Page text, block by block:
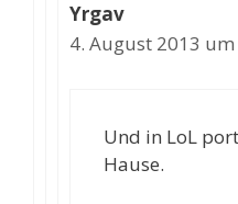
Yrgav
4. August 2013
Und in LoL
Hause.